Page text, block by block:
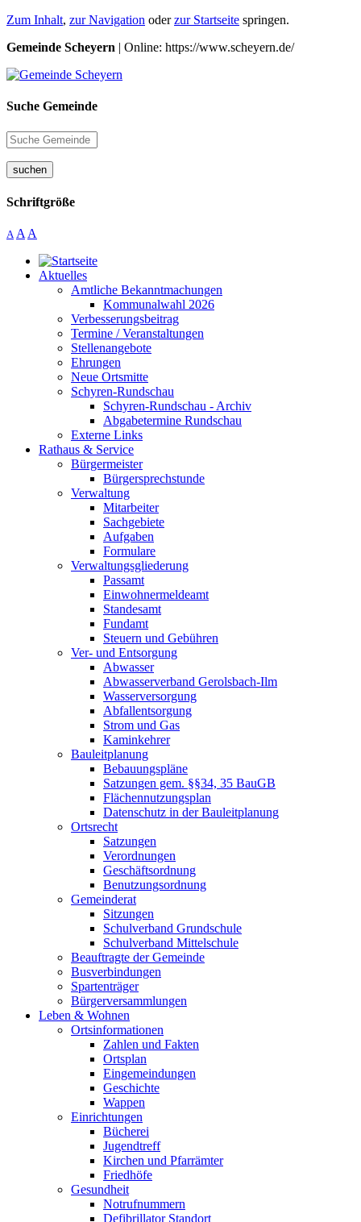
Zum Inhalt, zur Navigation oderzur Startseite springen.
Gemeinde Scheyern | Online: https://www.scheyern.de/
Suche Gemeinde
suchen
Schriftgröße
A A A
Aktuelles
Amtliche Bekanntmachungen
Kommunalwahl 2026
Verbesserungsbeitrag
Termine / Veranstaltungen
Stellenangebote
Ehrungen
Neue Ortsmitte
Schyren-Rundschau
Schyren-Rundschau - Archiv
Abgabetermine Rundschau
Externe Links
Rathaus & Service
Bürgermeister
Bürgersprechstunde
Verwaltung
Mitarbeiter
Sachgebiete
Aufgaben
Formulare
Verwaltungsgliederung
Passamt
Einwohnermeldeamt
Standesamt
Fundamt
Steuern und Gebühren
Ver- und Entsorgung
Abwasser
Abwasserverband Gerolsbach-Ilm
Wasserversorgung
Abfallentsorgung
Strom und Gas
Kaminkehrer
Bauleitplanung
Bebauungspläne
Satzungen gem. §§34, 35 BauGB
Flächennutzungsplan
Datenschutz in der Bauleitplanung
Ortsrecht
Satzungen
Verordnungen
Geschäftsordnung
Benutzungsordnung
Gemeinderat
Sitzungen
Schulverband Grundschule
Schulverband Mittelschule
Beauftragte der Gemeinde
Busverbindungen
Spartenträger
Bürgerversammlungen
Leben & Wohnen
Ortsinformationen
Zahlen und Fakten
Ortsplan
Eingemeindungen
Geschichte
Wappen
Einrichtungen
Bücherei
Jugendtreff
Kirchen und Pfarrämter
Friedhöfe
Gesundheit
Notrufnummern
Defibrillator Standort